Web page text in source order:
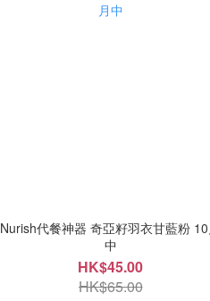
Nurish代餐神器 奇亞籽羽衣甘藍粉 10
中
HK$45.00
HK$65.00